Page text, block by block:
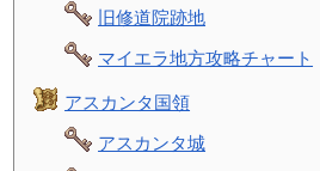
旧修道院跡地
マイエラ地方攻略チャート
アスカンタ国領
アスカンタ城